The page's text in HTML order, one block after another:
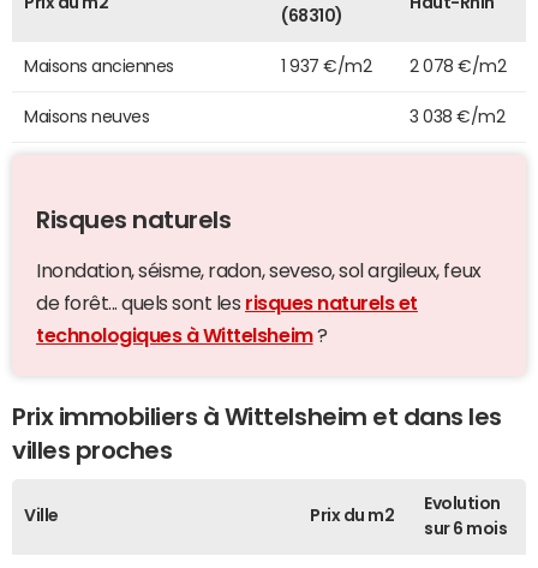
(68310)
Maisons anciennes 1 937 €/m2 2 078 €/m2
Maisons neuves 3 038 €/m2
Risques naturels
Inondation, séisme, radon, seveso, sol argileux, feux
de forêt... quels sont les risques naturels et
technologiques à Wittelsheim?
Prix immobiliers à Wittelsheim et dans les
villes proches
Ville Prix du m2
Evolution
sur 6 mois